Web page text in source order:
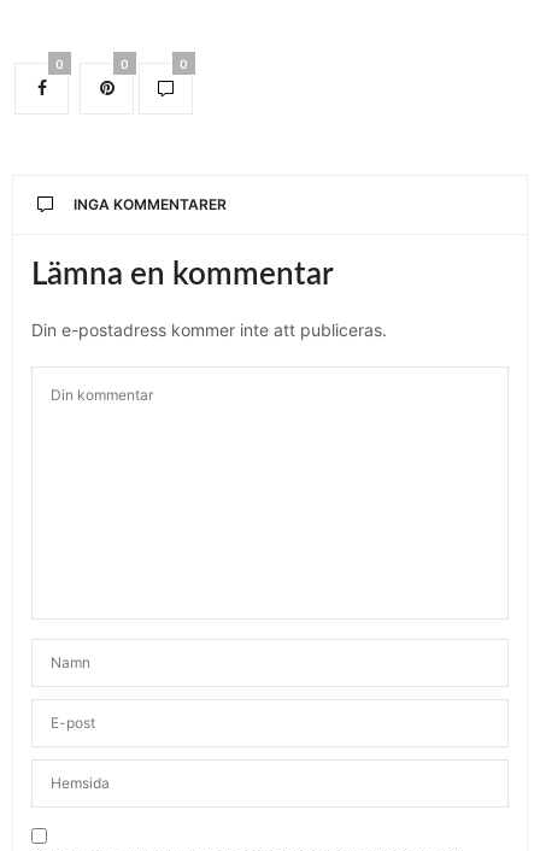
0 0 0
INGA KOMMENTARER
Lämna en kommentar
Din e-postadress kommer inte att publiceras.